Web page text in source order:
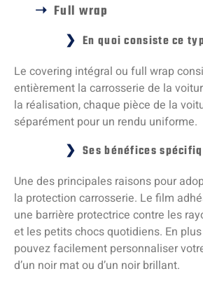
Full wrap
En quoi consiste ce
Le covering intégral ou full wrap
entièrement la carrosserie de la
la réalisation, chaque pièce de la
séparément pour un rendu uniforme.
Ses bénéfices
Une des principales raisons pour
la protection carrosserie. Le film
une barrière protectrice contre les
et les petits chocs quotidiens. En
pouvez facilement personnaliser
d’un noir mat ou d’un noir brillant.